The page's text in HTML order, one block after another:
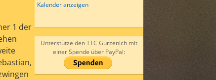
1 der
Kalender anzeigen
Unterstütze den TTC Gürzenich mit
einer Spende über PayPal: